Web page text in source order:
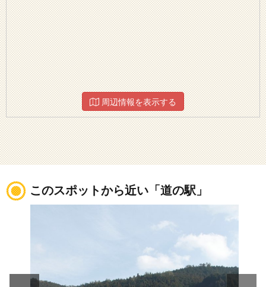
周辺情報を表示する
このスポットから近い「道の駅」